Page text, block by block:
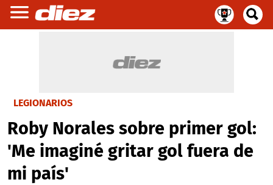
LEGIONARIOS
Roby Norales sobre primer gol:
'Me imaginé gritar gol fuera de
mi país'